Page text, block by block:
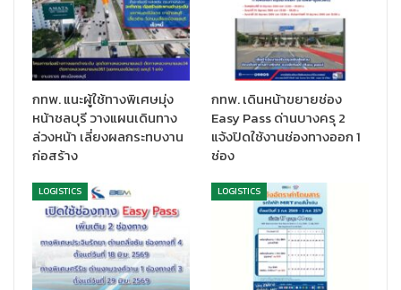
กทพ. แนะผู้ใช้ทางพิเศษมุ่ง
หน้าชลบุรี วางแผนเดินทาง
ล่วงหน้า เลี่ยงผลกระทบงาน
ก่อสร้าง
กทพ. เดินหน้าขยายช่อง
Easy Pass ด่านบางครุ 2
แจ้งปิดใช้งานช่องทางออก 1
ช่อง
LOGISTICS LOGISTICS